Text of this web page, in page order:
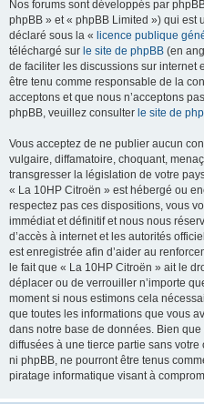
Nos forums sont développés par
phpBB » et « phpBB Limited ») qui est
déclaré sous la « licence publique
téléchargé sur le site de phpBB (en
de faciliter les discussions sur internet
être tenu comme responsable de la
acceptons et que nous n’acceptons
phpBB, veuillez consulter le site de
Vous acceptez de ne publier aucun
vulgaire, diffamatoire, choquant,
transgresser la législation de votre
« La 10HP Citroën » est hébergé ou
respectez pas ces dispositions, vous
immédiat et définitif et nous nous
d’accès à internet et les autorités
est enregistrée afin d’aider au
le fait que « La 10HP Citroën » ait le
déplacer ou de verrouiller n’importe
moment si nous estimons cela
que toutes les informations que vous
dans notre base de données. Bien
diffusées à une tierce partie sans
ni phpBB, ne pourront être tenus
piratage informatique visant à